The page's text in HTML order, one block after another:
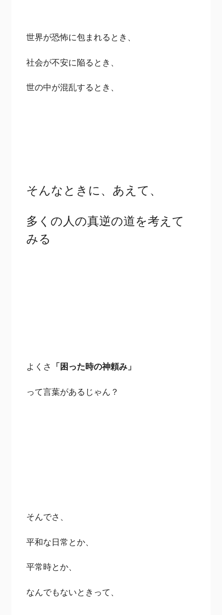
世界が恐怖に包まれるとき、
社会が不安に陥るとき、
世の中が混乱するとき、
そんなときに、あえて、
多くの人の真逆の道を考えて
みる
よくさ 「困った時の神頼み」
って言葉があるじゃん？
そんでさ、
平和な日常とか、
平常時とか、
なんでもないときって、